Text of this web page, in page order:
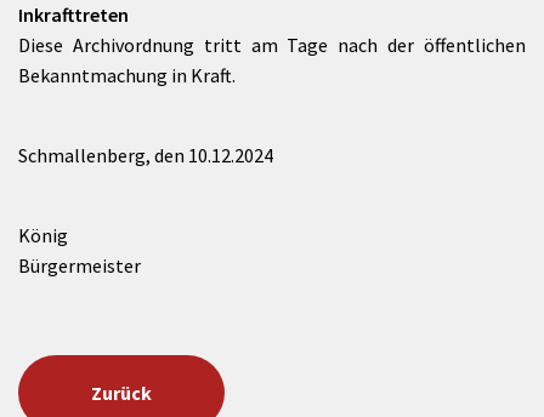
Inkrafttreten
Diese Archivordnung tritt am Tage nach der öffentlichen
Bekanntmachung in Kraft.
Schmallenberg, den 10.12.2024
König
Bürgermeister
Zurück